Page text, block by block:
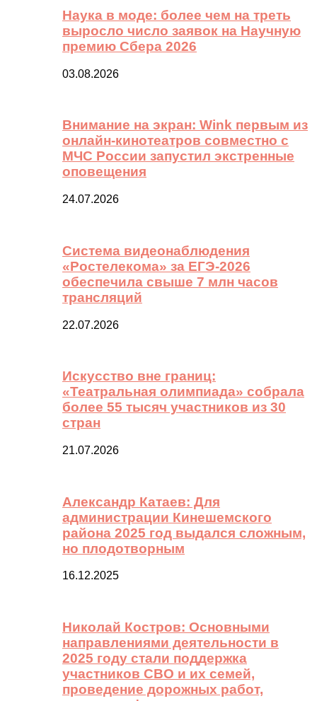
Наука в моде: более чем на треть
выросло число заявок на Научную
премию Сбера 2026
03.08.2026
Внимание на экран: Wink первым из
онлайн-кинотеатров совместно с
МЧС России запустил экстренные
оповещения
24.07.2026
Система видеонаблюдения
«Ростелекома» за ЕГЭ-2026
обеспечила свыше 7 млн часов
трансляций
22.07.2026
Искусство вне границ:
«Театральная олимпиада» собрала
более 55 тысяч участников из 30
стран
21.07.2026
Александр Катаев: Для
администрации Кинешемского
района 2025 год выдался сложным,
но плодотворным
16.12.2025
Николай Костров: Основными
направлениями деятельности в
2025 году стали поддержка
участников СВО и их семей,
проведение дорожных работ,